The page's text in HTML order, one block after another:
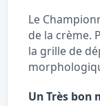
Le
de la crème.
la grille de
Un Très bon